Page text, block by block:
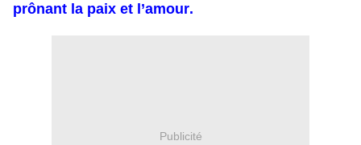
prônant la paix et l’amour.
Publicité